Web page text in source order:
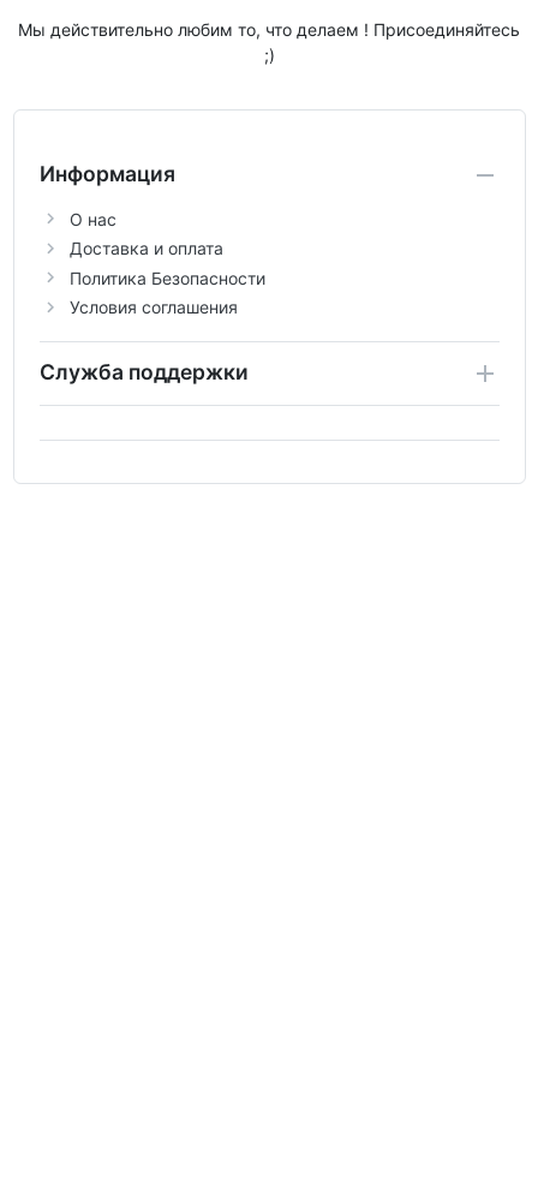
Мы действительно любим то, что делаем ! Присоединяйтесь
;)
Информация
О нас
Доставка и оплата
Политика Безопасности
Условия соглашения
Служба поддержки